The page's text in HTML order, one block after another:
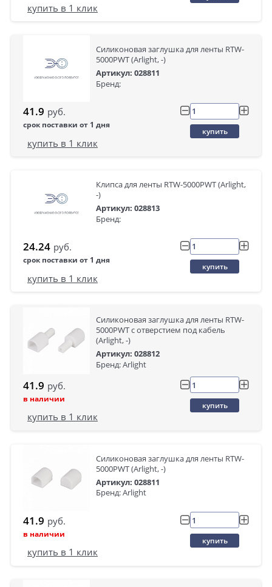
купить в 1 клик
Силиконовая заглушка для ленты RTW-
5000PWT (Arlight, -)
Артикул: 028811
Бренд:
41.9 руб.
срок поставки от 1 дня
купить
купить в 1 клик
Клипса для ленты RTW-5000PWT (Arlight,
-)
Артикул: 028813
Бренд:
24.24 руб.
срок поставки от 1 дня
купить
купить в 1 клик
Силиконовая заглушка для ленты RTW-
5000PWT с отверстием под кабель
(Arlight, -)
Артикул: 028812
Бренд: Arlight
41.9 руб.
в наличии
купить
купить в 1 клик
Силиконовая заглушка для ленты RTW-
5000PWT (Arlight, -)
Артикул: 028811
Бренд: Arlight
41.9 руб.
в наличии
купить
купить в 1 клик